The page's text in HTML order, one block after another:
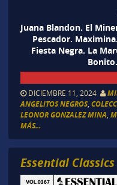
Juana Blandon. El
Pescador.
Fiesta Negra. La
DICIEMBRE 11, 2024
ANGELITOS NEGROS,
LEONOR GONZALEZ MINA,
MÁS...
Essential